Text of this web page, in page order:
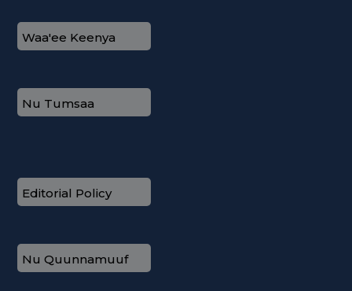
Waa'ee Keenya
Nu Tumsaa
Editorial Policy
Nu Quunnamuuf